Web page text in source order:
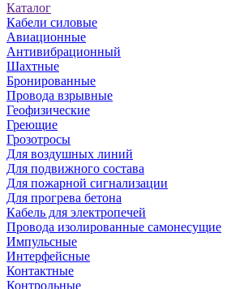
Каталог
Кабели силовые
Авиационные
Антивибрационный
Шахтные
Бронированные
Провода взрывные
Геофизические
Греющие
Грозотросы
Для воздушных линий
Для подвижного состава
Для пожарной сигнализации
Для прогрева бетона
Кабель для электропечей
Провода изолированные самонесущие
Импульсные
Интерфейсные
Контактные
Контрольные